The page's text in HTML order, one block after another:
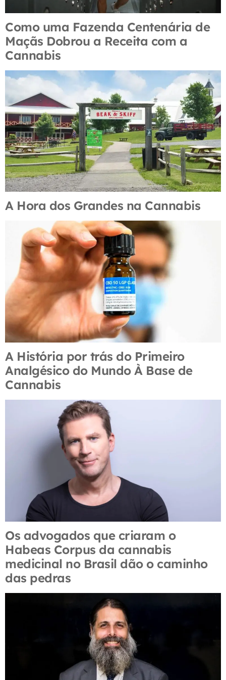
Como uma Fazenda Centenária de
Maçãs Dobrou a Receita com a
Cannabis
A Hora dos Grandes na Cannabis
A História por trás do Primeiro
Analgésico do Mundo À Base de
Cannabis
Os advogados que criaram o
Habeas Corpus da cannabis
medicinal no Brasil dão o caminho
das pedras